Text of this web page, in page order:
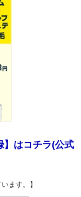
】はコチラ(公式
ます。】